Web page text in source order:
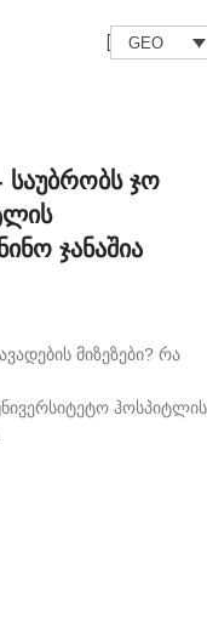
GEO
ჯო
ჯანაშია
მიზეზები? რა
ჰოსპიტლის